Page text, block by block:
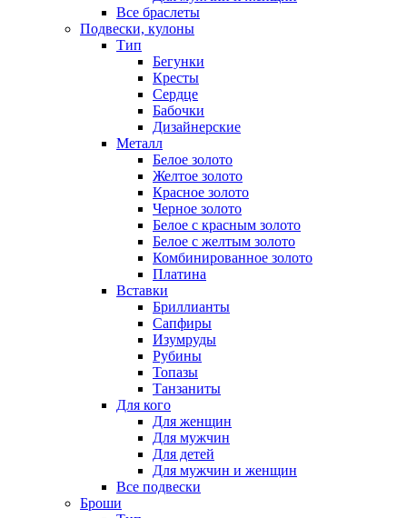
Все браслеты
Подвески, кулоны
Тип
Бегунки
Кресты
Сердце
Бабочки
Дизайнерские
Металл
Белое золото
Желтое золото
Красное золото
Черное золото
Белое с красным золото
Белое с желтым золото
Комбинированное золото
Платина
Вставки
Бриллианты
Сапфиры
Изумруды
Рубины
Топазы
Танзаниты
Для кого
Для женщин
Для мужчин
Для детей
Для мужчин и женщин
Все подвески
Броши